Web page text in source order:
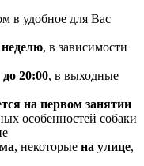
в удобное для Вас
неделю, в зависимости
20:00, в выходные
на первом занятии
особенностей собаки
, некоторые на улице,